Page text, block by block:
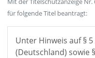
für folgende Titel beantragt:
Unter Hinweis auf §
(Deutschland) sowie